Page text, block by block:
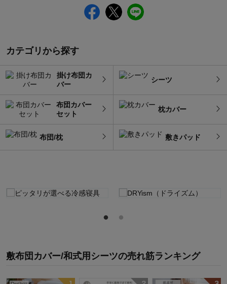
カテゴリから探す
掛け布団カ
バー
シーツ
布団カバー
セット
枕カバー
布団/枕 敷きパッド
敷布団カバー/和式用シーツの売れ筋ランキング